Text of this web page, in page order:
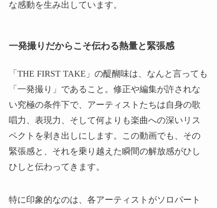
な感動を生み出しています。
一発撮りだからこそ伝わる熱量と緊張感
「THE FIRST TAKE」の醍醐味は、なんと言っても
「一発撮り」であること。修正や編集が許されな
い究極の条件下で、アーティストたちは自身の歌
唱力、表現力、そして何よりも楽曲への深いリス
ペクトを剥き出しにします。この動画でも、その
緊張感と、それを乗り越えた瞬間の解放感がひし
ひしと伝わってきます。
特に印象的なのは、各アーティストがソロパート